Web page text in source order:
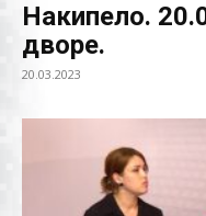
Накипело.
дворе.
20.03.2023